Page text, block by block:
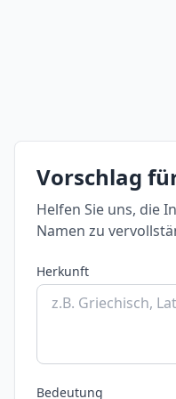
Vorschlag
Helfen Sie uns, die
Namen zu
Herkunft
Bedeutung